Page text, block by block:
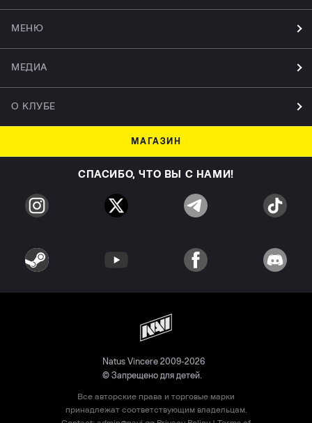
МЕНЮ
МЕДИА
О КЛУБЕ
МАГАЗИН
СПАСИБО, ЧТО ВЫ С НАМИ!
Natus Vincere 2009-2026
© Запрещено для детей.
Все авторские права и торговые марки
принадлежат соответствующим владельцам.